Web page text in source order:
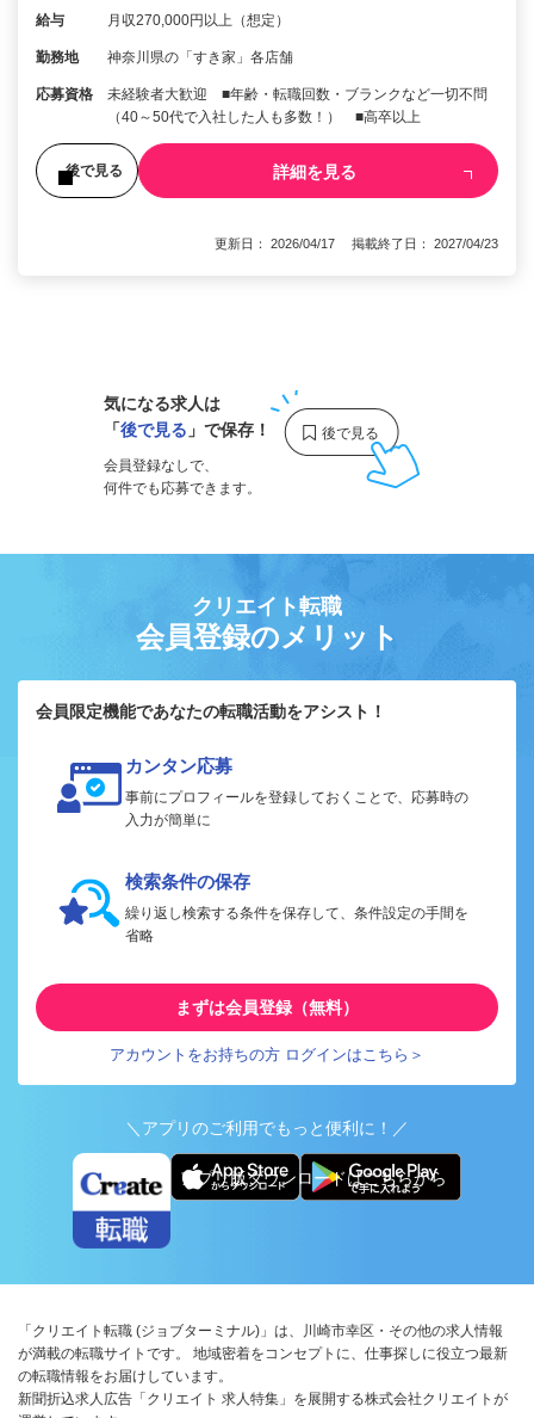
給与 月収270,000円以上（想定）
勤務地 神奈川県の「すき家」各店舗
応募資格
未経験者大歓迎 ■年齢・転職回数・ブランクなど一切不問
（40～50代で入社した人も多数！） ■高卒以上
後で見る 詳細を見る
更新日： 2026/04/17 掲載終了日： 2027/04/23
気になる求人は
「後で見る 」で保存！
会員登録なしで、
何件でも応募できます。
クリエイト転職
会員登録のメリット
会員限定機能であなたの転職活動をアシスト！
カンタン応募
事前にプロフィールを登録しておくことで、応募時の
入力が簡単に
検索条件の保存
繰り返し検索する条件を保存して、条件設定の手間を
省略
まずは会員登録（無料）
アカウントをお持ちの方 ログインはこちら＞
＼アプリのご利用でもっと便利に！／
アプリ版ダウンロードはこちらから
「クリエイト転職 (ジョブターミナル)」は、川崎市幸区・その他の求人情報
が満載の転職サイトです。 地域密着をコンセプトに、仕事探しに役立つ最新
の転職情報をお届けしています。
新聞折込求人広告「クリエイト 求人特集」を展開する株式会社クリエイトが